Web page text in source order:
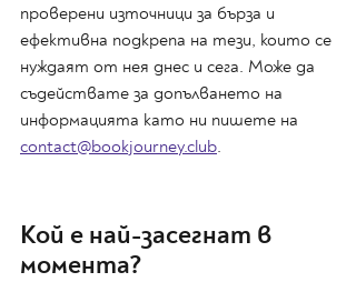
проверени източници за бърза и
ефективна подкрепа на тези, които се
нуждаят от нея днес и сега. Може да
съдействате за допълването на
информацията като ни пишете на
contact@bookjourney.club.
Кой е най-засегнат в
момента?